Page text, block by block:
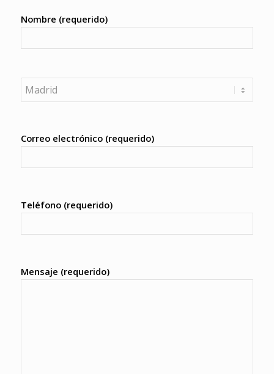
Nombre (requerido)
Correo electrónico (requerido)
Teléfono (requerido)
Mensaje (requerido)